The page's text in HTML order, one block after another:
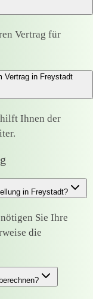
Vertrag für
Vertrag in Freystadt
Ihnen der
in Freystadt?
Sie Ihre
die